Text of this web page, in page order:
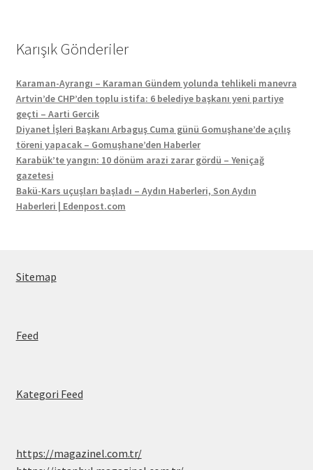
Karışık Gönderiler
Karaman-Ayrangı – Karaman Gündem yolunda tehlikeli manevra
Artvin’de CHP’den toplu istifa: 6 belediye başkanı yeni partiye
geçti – Aarti Gercik
Diyanet İşleri Başkanı Arbaguş Cuma günü Gomuşhane’de açılış
töreni yapacak – Gomuşhane’den Haberler
Karabük’te yangın: 10 dönüm arazi zarar gördü – Yeniçağ
gazetesi
Bakü-Kars uçuşları başladı – Aydın Haberleri, Son Aydın
Haberleri | Edenpost.com
Sitemap
Feed
Kategori Feed
https://magazinel.com.tr/